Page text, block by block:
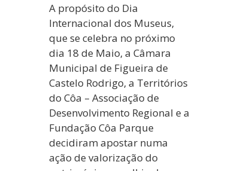
A propósito do Dia
Internacional dos Museus,
que se celebra no próximo
dia 18 de Maio, a Câmara
Municipal de Figueira de
Castelo Rodrigo, a Territórios
do Côa – Associação de
Desenvolvimento Regional e a
Fundação Côa Parque
decidiram apostar numa
ação de valorização do